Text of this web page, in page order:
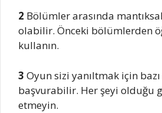
2 Bölümler arasında
olabilir. Önceki bölümlerden
kullanın.
3 Oyun sizi yanıltmak için
başvurabilir. Her şeyi olduğu
etmeyin.